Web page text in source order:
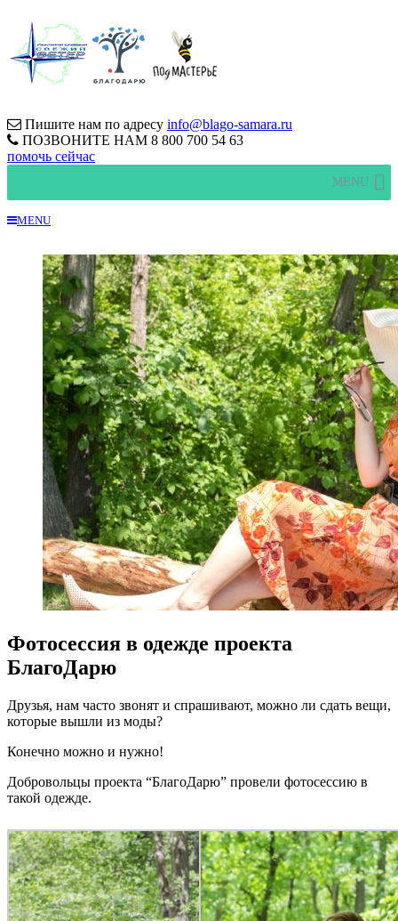
Пишите нам по адресу info@blago-samara.ru
ПОЗВОНИТЕ НАМ 8 800 700 54 63
помочь сейчас
MENU
MENU
Фотосессия в одежде проекта
БлагоДарю
Друзья, нам часто звонят и спрашивают, можно ли сдать вещи,
которые вышли из моды?
Конечно можно и нужно!
Добровольцы проекта “БлагоДарю” провели фотосессию в
такой одежде.